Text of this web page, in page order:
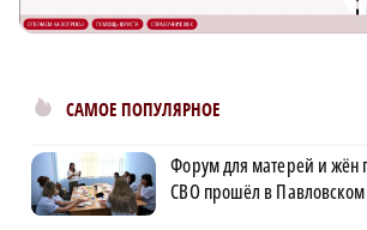
САМОЕ ПОПУЛЯРНОЕ
Форум для матерей и жён
СВО прошёл в Павловском